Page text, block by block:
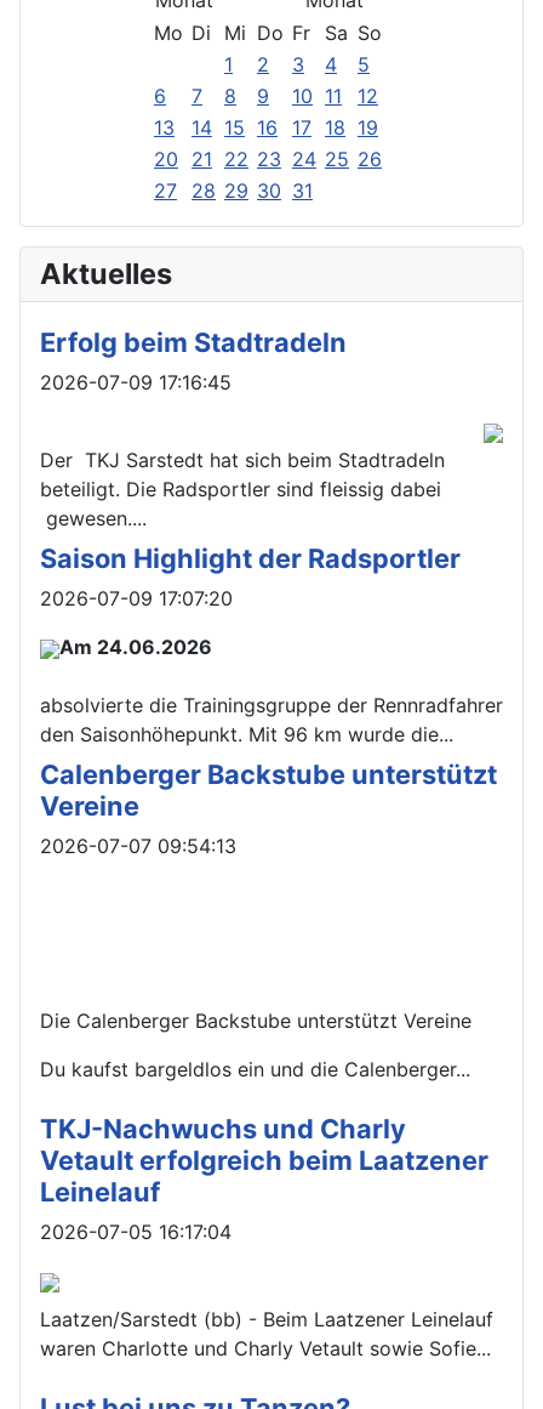
Mo Di Mi Do Fr Sa So
1
2 3 4
5
6
7 8 9 10 11
12
13
14 15 16 17 18 19
20
21 22 23 24 25 26
27
28 29 30 31
Aktuelles
Erfolg beim Stadtradeln
Details
2026-07-09 17:16:45
Der TKJ Sarstedt hat sich beim Stadtradeln
beteiligt. Die Radsportler sind fleissig dabei
gewesen....
Saison Highlight der Radsportler
Details
2026-07-09 17:07:20
Am 24.06.2026
absolvierte die Trainingsgruppe der Rennradfahrer
den Saisonhöhepunkt. Mit 96 km wurde die...
Calenberger Backstube unterstützt
Vereine
Details
2026-07-07 09:54:13
Die Calenberger Backstube unterstützt Vereine
Du kaufst bargeldlos ein und die Calenberger...
TKJ-Nachwuchs und Charly
Vetault erfolgreich beim Laatzener
Leinelauf
Details
2026-07-05 16:17:04
Laatzen/Sarstedt (bb) - Beim Laatzener Leinelauf
waren Charlotte und Charly Vetault sowie Sofie...